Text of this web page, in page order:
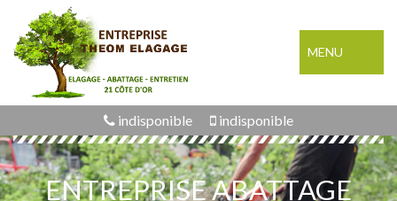
MENU
indisponible indisponible
ENTREPRISE ABATTAGE